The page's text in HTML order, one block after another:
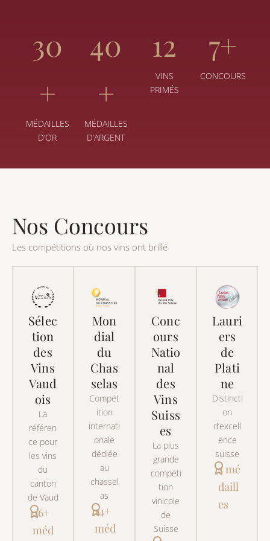
30
+
MÉDAILLES
D’OR
40
+
MÉDAILLES
D’ARGENT
12
VINS
PRIMÉS
7+
CONCOURS
Nos Concours
Les compétitions où nos vins ont brillé
Sélec
tion
des
Vins
Vaud
ois
La
référen
ce pour
les vins
du
canton
de Vaud
26+
méd
Mon
dial
du
Chas
selas
Compét
ition
internati
onale
dédiée
au
chassel
as
14+
méd
Conc
ours
Natio
nal
des
Vins
Suiss
es
La plus
grande
compéti
tion
vinicole
de
Suisse
Lauri
ers
de
Plati
ne
Distincti
on
d’excell
ence
suisse
3 mé
daill
es